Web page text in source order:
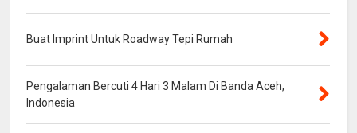
Buat Imprint Untuk Roadway Tepi Rumah
Pengalaman Bercuti 4 Hari 3 Malam Di Banda Aceh,
Indonesia